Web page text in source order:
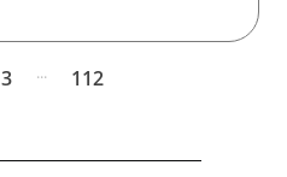
3 ... 112